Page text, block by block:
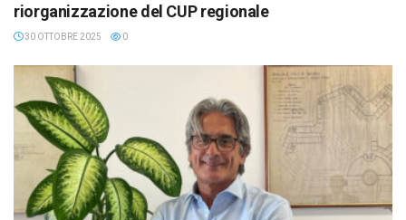
riorganizzazione del CUP regionale
30 OTTOBRE 2025 0